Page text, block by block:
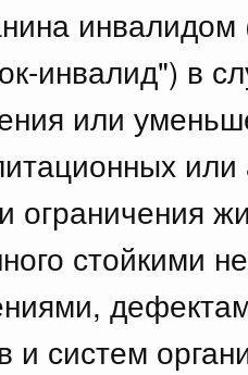
инвалидом
инвалид") в
или
ограничения
стойкими
и систем